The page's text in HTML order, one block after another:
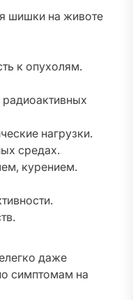
шишки на животе
к опухолям.
радиоактивных
нагрузки.
средах.
курением.
даже
симптомам на